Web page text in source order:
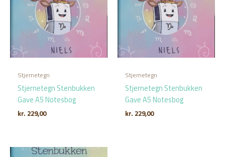
Stjernetegn
Stjernetegn Stenbukken
Gave A5 Notesbog
kr. 229,00
Stjernetegn
Stjernetegn Stenbukken
Gave A5 Notesbog
kr. 229,00